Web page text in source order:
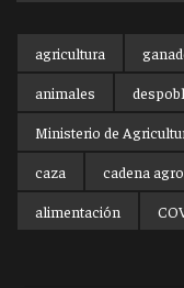
agricultura
animales
Ministerio de
caza
cadena
alimentación